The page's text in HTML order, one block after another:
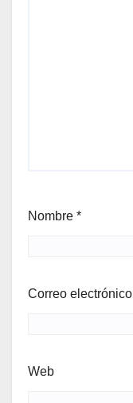
Nombre *
Correo electrónico
Web